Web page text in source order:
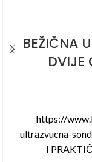
BEŽIČNA
DVIJE
https://
ultrazvucna-
I